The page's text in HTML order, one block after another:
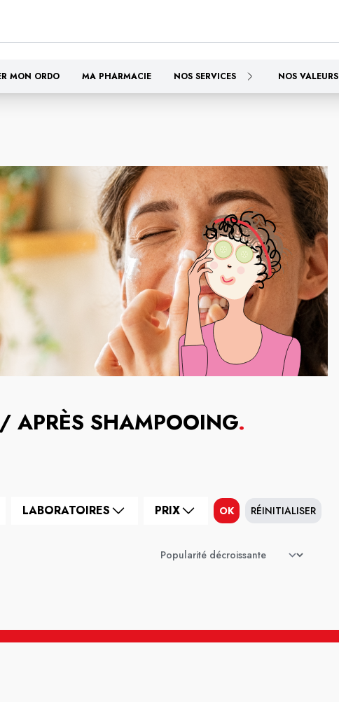
MON ORDO MA PHARMACIE NOS SERVICES NOS VALEURS
APRÈS SHAMPOOING.
LABORATOIRES PRIX OK RÉINITIALISER